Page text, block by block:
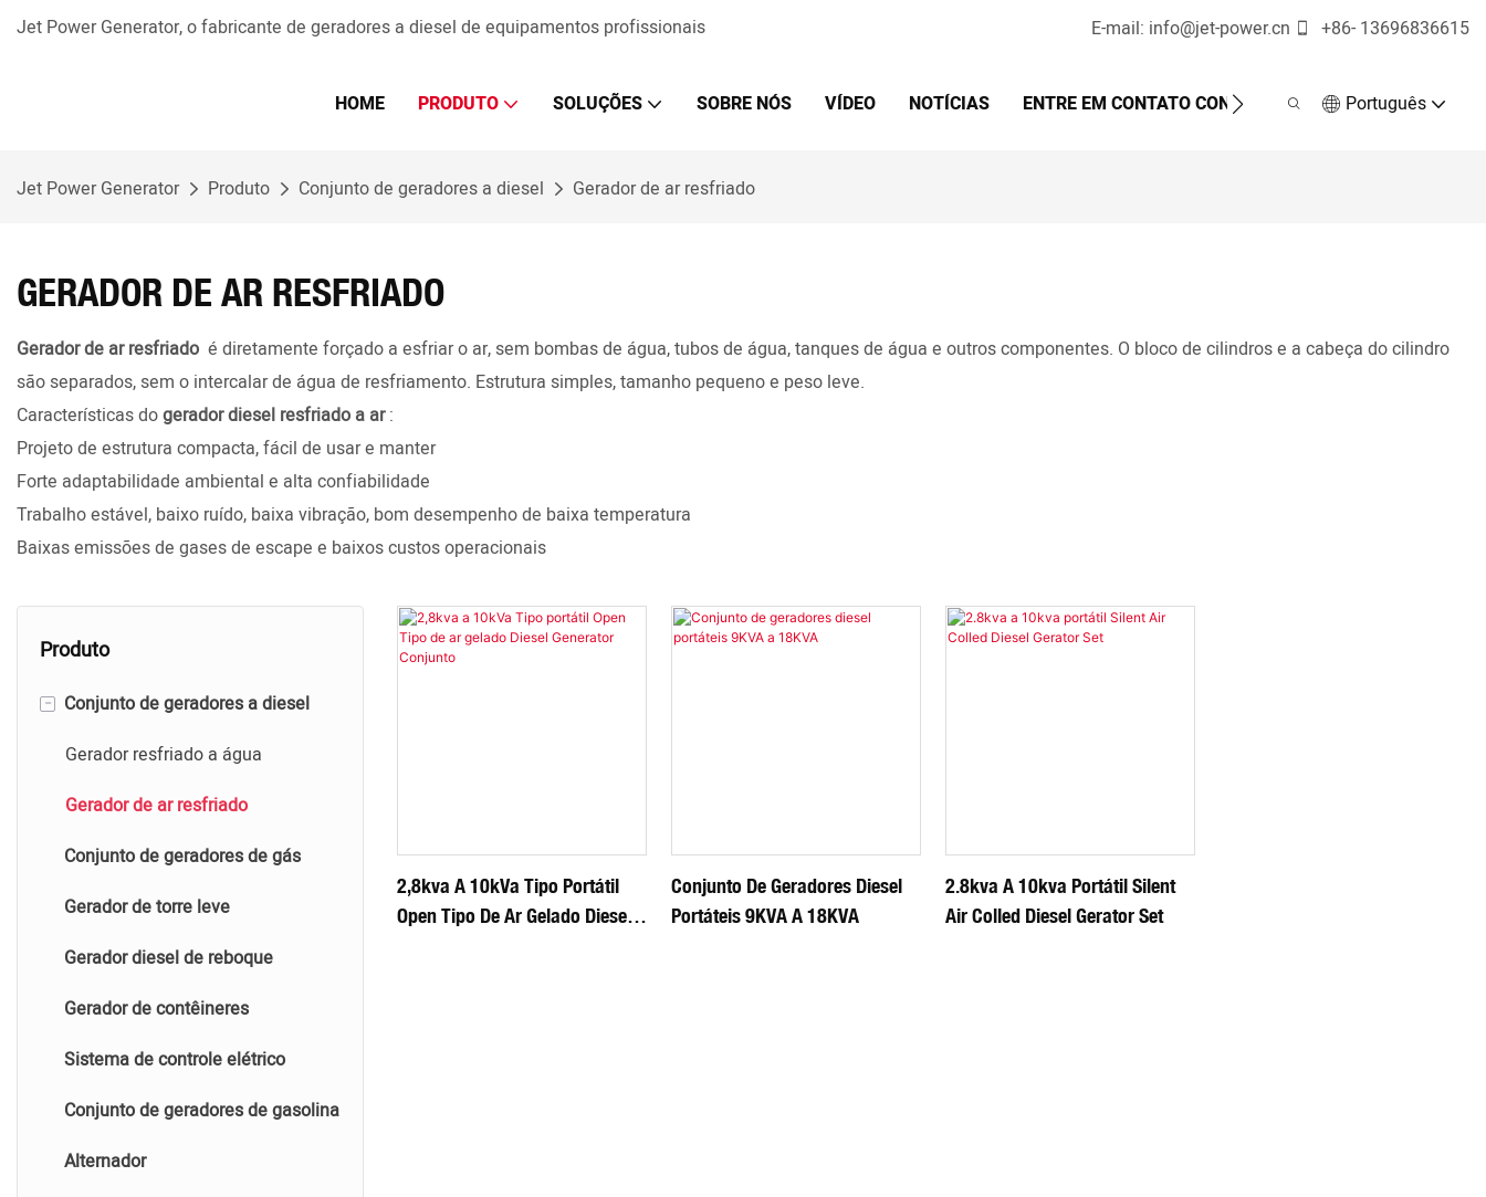
Jet Power Generator, o fabricante de geradores a diesel de equipamentos profissionais E-mail: info@jet-power.cn +86- 13696836615
HOME PRODUTO SOLUÇÕES SOBRE NÓS VÍDEO NOTÍCIAS ENTRE EM CONTATO CONOSCO Português
Jet Power Generator Produto Conjunto de geradores a diesel Gerador de ar resfriado
GERADOR DE AR RESFRIADO
Gerador de ar resfriado é diretamente forçado a esfriar o ar, sem bombas de água, tubos de água, tanques de água e outros componentes. O bloco de cilindros e a cabeça do cilindro
são separados, sem o intercalar de água de resfriamento. Estrutura simples, tamanho pequeno e peso leve.
Características dogerador diesel resfriado a ar:
Projeto de estrutura compacta, fácil de usar e manter
Forte adaptabilidade ambiental e alta confiabilidade
Trabalho estável, baixo ruído, baixa vibração, bom desempenho de baixa temperatura
Baixas emissões de gases de escape e baixos custos operacionais
Produto
-
Conjunto de geradores a diesel
Gerador resfriado a água
Gerador de ar resfriado
Conjunto de geradores de gás
Gerador de torre leve
Gerador diesel de reboque
Gerador de contêineres
Sistema de controle elétrico
Conjunto de geradores de gasolina
Alternador
2,8kva A 10kVa Tipo Portátil
Open Tipo De Ar Gelado Diesel
Conjunto De Geradores Diesel
Portáteis 9KVA A 18KVA
2.8kva A 10kva Portátil Silent
Air Colled Diesel Gerator Set